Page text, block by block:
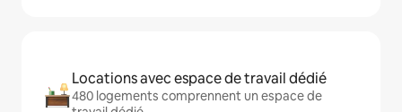
Locations avec espace de travail dédié
480 logements comprennent un espace de